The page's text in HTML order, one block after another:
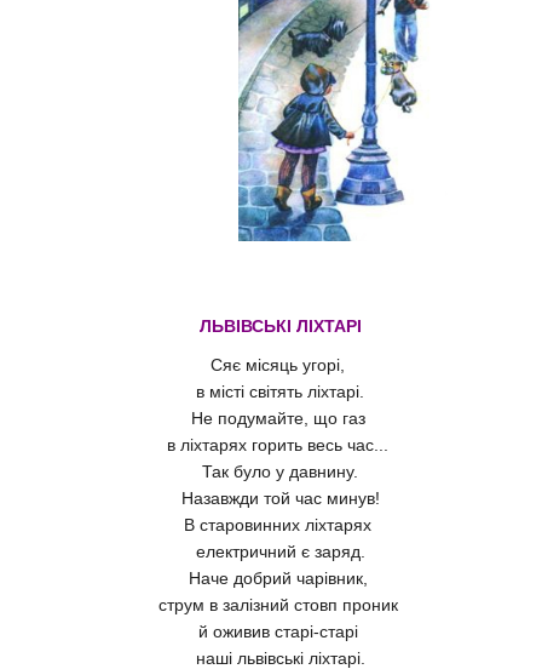
ЛЬВІВСЬКІ ЛІХТАРІ
Сяє місяць угорі,
в місті світять ліхтарі.
Не подумайте, що газ
в ліхтарях горить весь час...
Так було у давнину.
Назавжди той час минув!
В старовинних ліхтарях
електричний є заряд.
Наче добрий чарівник,
струм в залізний стовп проник
й оживив старі-старі
наші львівські ліхтарі.